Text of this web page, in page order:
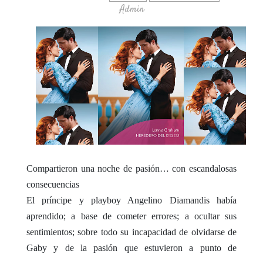
Admin
Compartieron una noche de pasión… con escandalosas
consecuencias
El príncipe y playboy Angelino Diamandis había
aprendido; a base de cometer errores; a ocultar sus
sentimientos; sobre todo su incapacidad de olvidarse de
Gaby y de la pasión que estuvieron a punto de